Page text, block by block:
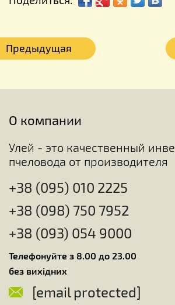
Предыдущая
О компании
Улей - это качественный
пчеловода от производителя
+38 (095) 010 2225
+38 (098) 750 7952
+38 (093) 054 9000
Телефонуйте з 8.00 до 23.00
без вихідних
[email protected]